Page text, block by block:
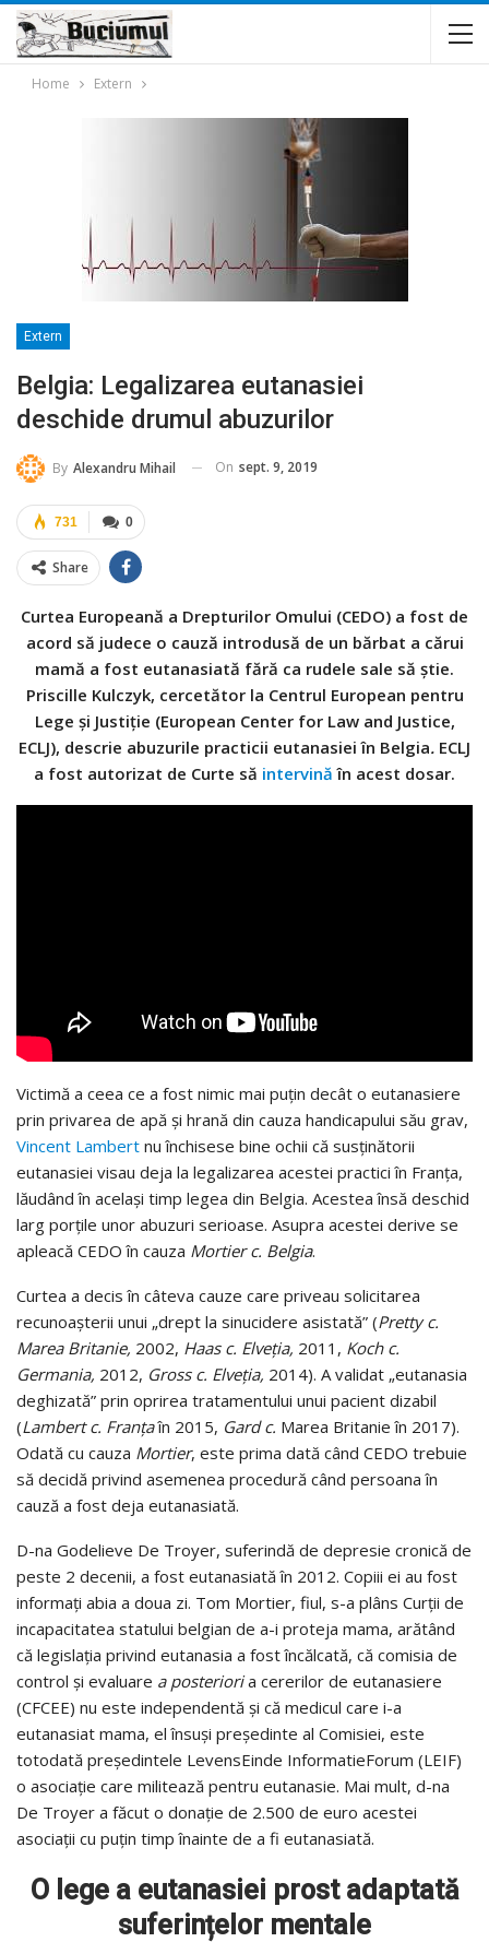
Home Extern
Extern
Belgia: Legalizarea eutanasiei
deschide drumul abuzurilor
By Alexandru Mihail On sept. 9, 2019
0
731
Share
Curtea Europeană a Drepturilor Omului (CEDO) a fost de
acord să judece o cauză introdusă de un bărbat a cărui
mamă a fost eutanasiată fără ca rudele sale să știe.
Priscille Kulczyk, cercetător la Centrul European pentru
Lege și Justiție (European Center for Law and Justice,
ECLJ), descrie abuzurile practicii eutanasiei în Belgia. ECLJ
a fost autorizat de Curte să intervină în acest dosar.
Victimă a ceea ce a fost nimic mai puțin decât o eutanasiere
prin privarea de apă și hrană din cauza handicapului său grav,
Vincent Lambert nu închisese bine ochii că susținătorii
eutanasiei visau deja la legalizarea acestei practici în Franța,
lăudând în același timp legea din Belgia. Acestea însă deschid
larg porțile unor abuzuri serioase. Asupra acestei derive se
apleacă CEDO în cauza Mortier c. Belgia.
Curtea a decis în câteva cauze care priveau solicitarea
recunoașterii unui „drept la sinucidere asistată” (Pretty c.
Marea Britanie, 2002, Haas c. Elveția, 2011, Koch c.
Germania, 2012, Gross c. Elveția, 2014). A validat „eutanasia
deghizată” prin oprirea tratamentului unui pacient dizabil
(Lambert c. Franțaîn 2015, Gard c. Marea Britanie în 2017).
Odată cu cauza Mortier, este prima dată când CEDO trebuie
să decidă privind asemenea procedură când persoana în
cauză a fost deja eutanasiată.
D-na Godelieve De Troyer, suferindă de depresie cronică de
peste 2 decenii, a fost eutanasiată în 2012. Copiii ei au fost
informați abia a doua zi. Tom Mortier, fiul, s-a plâns Curții de
incapacitatea statului belgian de a-i proteja mama, arătând
că legislația privind eutanasia a fost încălcată, că comisia de
control și evaluare a posterioria cererilor de eutanasiere
(CFCEE) nu este independentă și că medicul care i-a
eutanasiat mama, el însuși președinte al Comisiei, este
totodată președintele LevensEinde InformatieForum (LEIF)
o asociație care militează pentru eutanasie. Mai mult, d-na
De Troyer a făcut o donație de 2.500 de euro acestei
asociații cu puțin timp înainte de a fi eutanasiată.
O lege a eutanasiei prost adaptată
suferințelor mentale